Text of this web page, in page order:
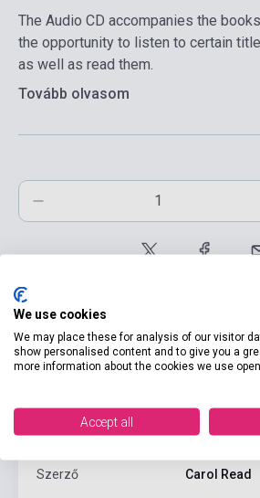
The Audio CD accompanies the
the opportunity to listen to certain
as well as read them.
Tovább olvasom
Szerző Carol Read
We use cookies
We may place these for analysis of our visitor
show personalised content and to give you a
more information about the cookies we use
Accept all